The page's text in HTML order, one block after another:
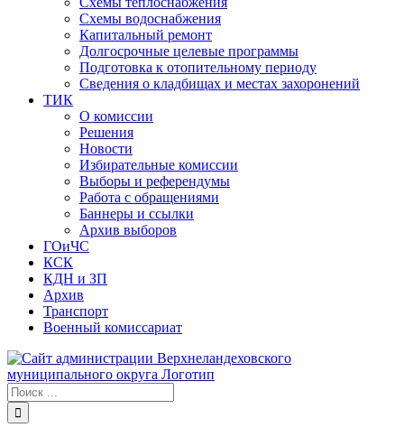
Схемы водоснабжения
Капитальный ремонт
Долгосрочные целевые программы
Подготовка к отопительному периоду
Сведения о кладбищах и местах захоронений
ТИК
О комиссии
Решения
Новости
Избирательные комиссии
Выборы и референдумы
Работа с обращениями
Баннеры и ссылки
Архив выборов
ГОиЧС
КСК
КДН и ЗП
Архив
Транспорт
Военный комиссариат
Результат
поиска: